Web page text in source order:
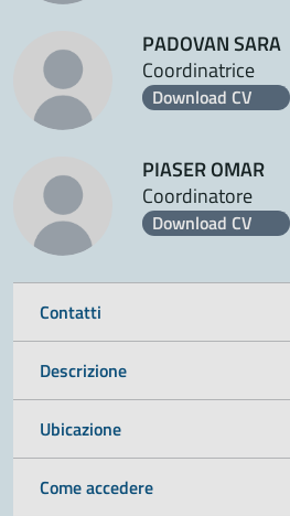
PADOVAN SARA
Coordinatrice
Download CV
PIASER OMAR
Coordinatore
Download CV
Contatti
Descrizione
Ubicazione
Come accedere